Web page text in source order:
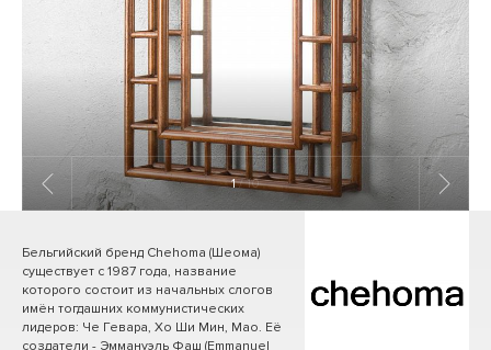
1/ 10
Бельгийский бренд Chehoma (Шеома)
существует с 1987 года, название
которого состоит из начальных слогов
имён тогдашних коммунистических
лидеров: Че Гевара, Хо Ши Мин, Мао. Её
создатели - Эммануэль Фаш (Emmanuel